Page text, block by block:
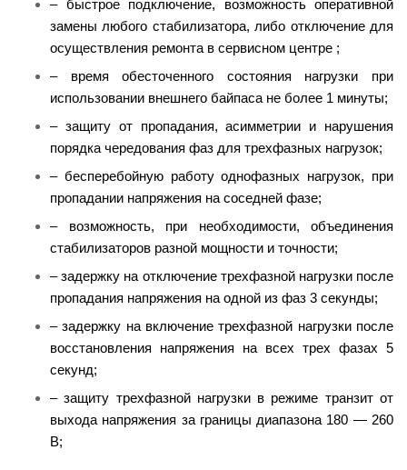
– быстрое подключение, возможность оперативной
замены любого стабилизатора, либо отключение для
осуществления ремонта в сервисном центре ;
– время обесточенного состояния нагрузки при
использовании внешнего байпаса не более 1 минуты;
– защиту от пропадания, асимметрии и нарушения
порядка чередования фаз для трехфазных нагрузок;
– бесперебойную работу однофазных нагрузок, при
пропадании напряжения на соседней фазе;
– возможность, при необходимости, объединения
стабилизаторов разной мощности и точности;
– задержку на отключение трехфазной нагрузки после
пропадания напряжения на одной из фаз 3 секунды;
– задержку на включение трехфазной нагрузки после
восстановления напряжения на всех трех фазах 5
секунд;
– защиту трехфазной нагрузки в режиме транзит от
выхода напряжения за границы диапазона 180 — 260
В;